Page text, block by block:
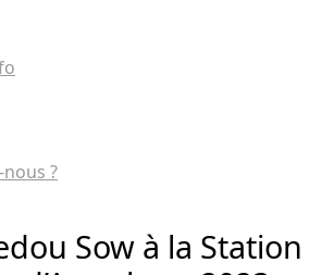
?
Sow à la Station